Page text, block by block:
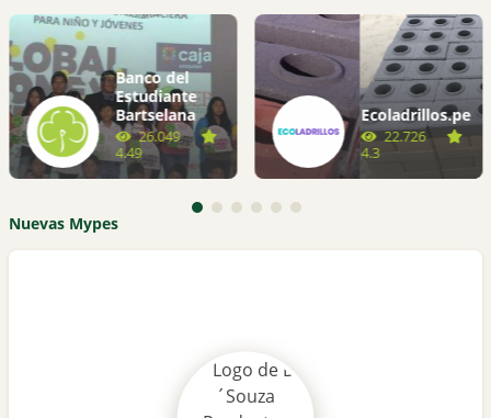
Banco del
Estudiante
Bartselana
26.049
4.49
Ecoladrillos.pe
22.726
4.3
Nuevas Mypes